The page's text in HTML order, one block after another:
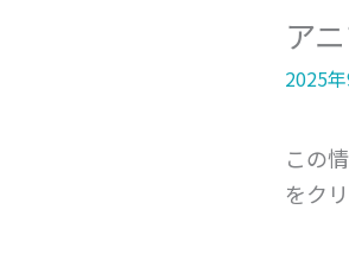
ア
2025
この
をク